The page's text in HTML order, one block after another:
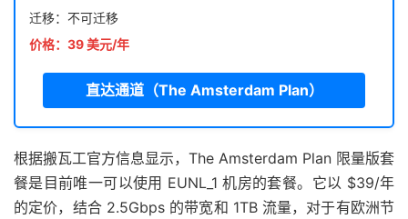
迁移：不可迁移
价格：39 美元/年
直达通道（The Amsterdam Plan）
根据搬瓦工官方信息显示，The Amsterdam Plan 限量版套
餐是目前唯一可以使用 EUNL_1 机房的套餐。它以 $39/年
的定价，结合 2.5Gbps 的带宽和 1TB 流量，对于有欧洲节